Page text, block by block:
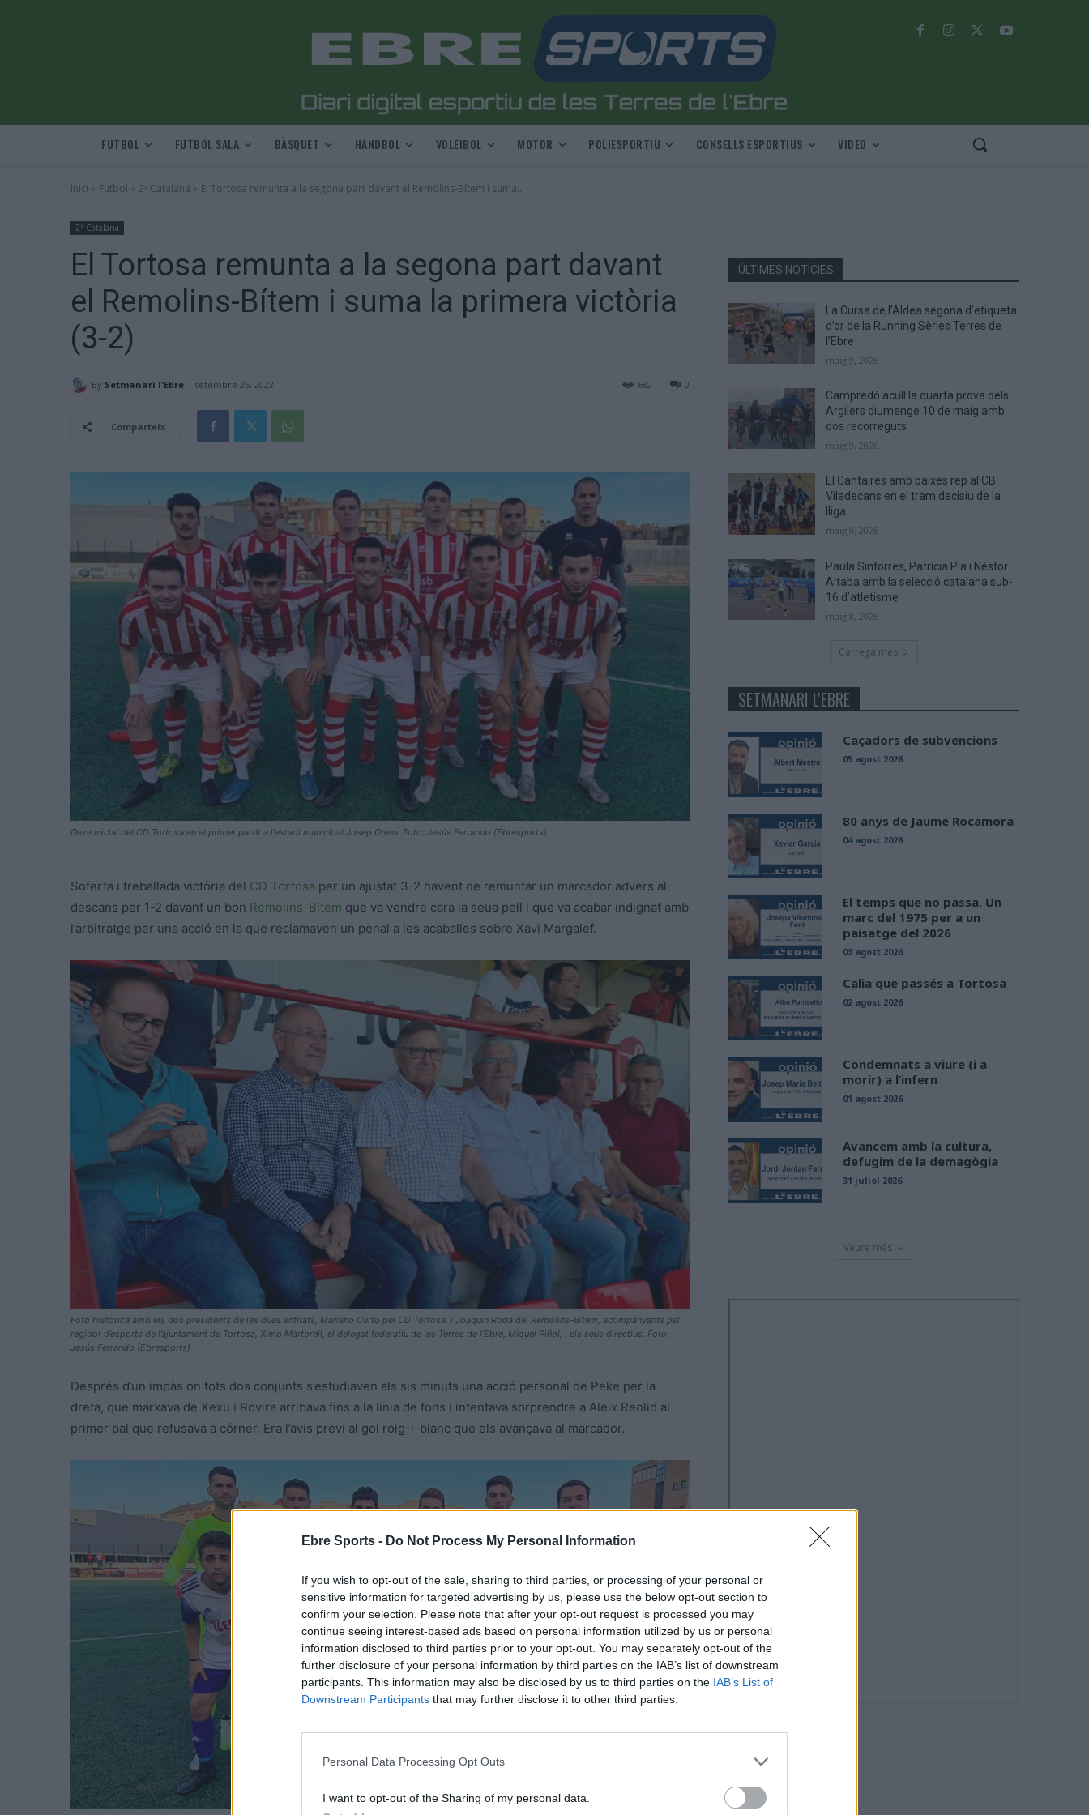
Ebre Sports - Do Not Process My Personal Information
If you wish to opt-out of the sale, sharing to third parties, or processing of your personal or
sensitive information for targeted advertising by us, please use the below opt-out section to
confirm your selection. Please note that after your opt-out request is processed you may
continue seeing interest-based ads based on personal information utilized by us or personal
information disclosed to third parties prior to your opt-out. You may separately opt-out of the
further disclosure of your personal information by third parties on the IAB’s list of downstream
participants. This information may also be disclosed by us to third parties on the IAB’s List of
Downstream Participants that may further disclose it to other third parties.
Personal Data Processing Opt Outs
I want to opt-out of the Sharing of my personal data.
FUTBOL FUTBOL SALA BÀSQUET HANDBOL VOLEIBOL MOTOR POLIESPORTIU CONSELLS ESPORTIUS VIDEO
Inici Futbol 2ª Catalana El Tortosa remunta a la segona part davant el Remolins-Bítem i suma...
2ª Catalana
El Tortosa remunta a la segona part davant
el Remolins-Bítem i suma la primera victòria
(3-2)
By Setmanari l'Ebre setembre 26, 2022 0
682
Comparteix
Onze inicial del CD Tortosa en el primer partit a l'estadi municipal Josep Otero. Foto: Jesús Ferrando (Ebresports)
Soferta i treballada victòria del CD Tortosa per un ajustat 3-2 havent de remuntar un marcador advers al
descans per 1-2 davant un bon Remolins-Bítem que va vendre cara la seua pell i que va acabar indignat amb
l’arbitratge per una acció en la que reclamaven un penal a les acaballes sobre Xavi Margalef.
Foto històrica amb els dos presidents de les dues entitats, Mariano Curto pel CD Tortosa, i Joaquin Roda del Remolins-Bítem, acompanyants pel
regidor d’esports de l’ajuntament de Tortosa, Ximo Martorell, el delegat federatiu de les Terres de l’Ebre, Miquel Piñol, i els seus directius. Foto:
Jesús Ferrando (Ebresports)
Després d’un impàs on tots dos conjunts s’estudiaven als sis minuts una acció personal de Peke per la
dreta, que marxava de Xexu i Rovira arribava fins a la línia de fons i intentava sorprendre a Aleix Reolid al
primer pal que refusava a córner. Era l’avís previ al gol roig-i-blanc que els avançava al marcador.
ÚLTIMES NOTÍCIES
La Cursa de l’Aldea segona d’etiqueta
d’or de la Running Sèries Terres de
l’Ebre
maig 9, 2026
Campredó acull la quarta prova dels
Argilers diumenge 10 de maig amb
dos recorreguts
maig 9, 2026
El Cantaires amb baixes rep al CB
Viladecans en el tram decisiu de la
lliga
maig 9, 2026
Paula Sintorres, Patrícia Pla i Néstor
Altaba amb la selecció catalana sub-
16 d’atletisme
maig 8, 2026
Carrega més
SETMANARI L'EBRE
Caçadors de subvencions
05 agost 2026
80 anys de Jaume Rocamora
04 agost 2026
El temps que no passa. Un
marc del 1975 per a un
paisatge del 2026
03 agost 2026
Calia que passés a Tortosa
02 agost 2026
Condemnats a viure (i a
morir) a l’infern
01 agost 2026
Avancem amb la cultura,
defugim de la demagògia
31 juliol 2026
Veure més